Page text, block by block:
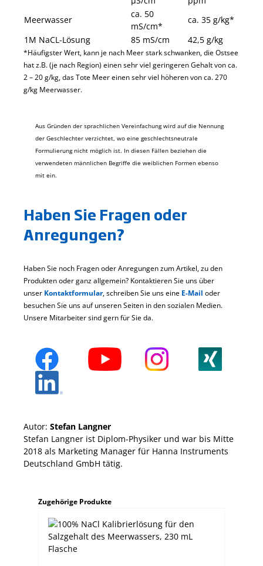
Meerwasser
ca. 50
mS/cm*
ca. 35 g/kg*
1M NaCL-Lösung
85 mS/cm 42,5 g/kg
*Häufigster Wert, kann je nach Meer stark schwanken, die Ostsee
hat z.B. (je nach Region) einen sehr viel geringeren Gehalt von ca.
2 – 20 g/kg, das Tote Meer einen sehr viel höheren von ca. 270
g/kg Meerwasser.
Aus Gründen der sprachlichen Vereinfachung wird auf die Nennung
der Geschlechter verzichtet, wo eine geschlechtsneutrale
Formulierung nicht möglich ist. In diesen Fällen beziehen die
verwendeten männlichen Begriffe die weiblichen Formen ebenso
mit ein.
Haben Sie Fragen oder
Anregungen?
Haben Sie noch Fragen oder Anregungen zum Artikel, zu den
Produkten oder ganz allgemein? Kontaktieren Sie uns über
unser Kontaktformular, schreiben Sie uns eine E-Mail oder
besuchen Sie uns auf unseren Seiten in den sozialen Medien.
Unsere Mitarbeiter sind gern für Sie da.
Autor: Stefan Langner
Stefan Langner ist Diplom-Physiker und war bis Mitte
2018 als Marketing Manager für Hanna Instruments
Deutschland GmbH tätig.
Produktgalerie überspringen
Zugehörige Produkte